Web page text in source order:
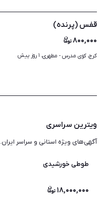
قفس (پرنده)
۸۰۰,۰۰۰
کرج، کوی مدرس - مطهری، ۱ روز پیش
ویترین سراسری
آگهی‌های ویژه استانی و سراسر ایران.
طوطی خورشیدی
۱۸,۰۰۰,۰۰۰